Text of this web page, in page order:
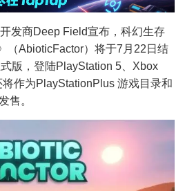
发商Deep Field宣布，科幻生存
（AbioticFactor）将于7月22日结
版，登陆PlayStation 5、Xbox
作为PlayStationPlus 游戏目录和
售。